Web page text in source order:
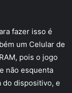
fazer isso é
um Celular de
pois o jogo
não esquenta
do dispositivo, e